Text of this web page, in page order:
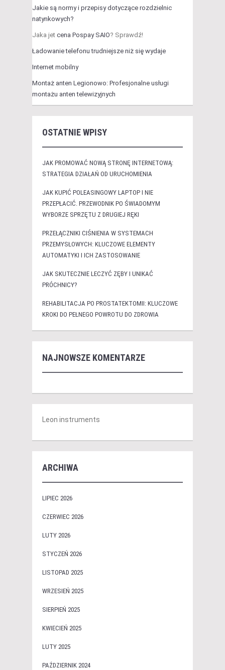
Jakie są normy i przepisy dotyczące rozdzielnic
natynkowych?
Jaka jet cena Pospay SAIO? Sprawdź!
Ładowanie telefonu trudniejsze niż się wydaje
Internet mobilny
Montaż anten Legionowo: Profesjonalne usługi
montażu anten telewizyjnych
OSTATNIE WPISY
JAK PROMOWAĆ NOWĄ STRONĘ INTERNETOWĄ:
STRATEGIA DZIAŁAŃ OD URUCHOMIENIA
JAK KUPIĆ POLEASINGOWY LAPTOP I NIE
PRZEPŁACIĆ. PRZEWODNIK PO ŚWIADOMYM
WYBORZE SPRZĘTU Z DRUGIEJ RĘKI
PRZEŁĄCZNIKI CIŚNIENIA W SYSTEMACH
PRZEMYSŁOWYCH: KLUCZOWE ELEMENTY
AUTOMATYKI I ICH ZASTOSOWANIE
JAK SKUTECZNIE LECZYĆ ZĘBY I UNIKAĆ
PRÓCHNICY?
REHABILITACJA PO PROSTATEKTOMII: KLUCZOWE
KROKI DO PEŁNEGO POWROTU DO ZDROWIA
NAJNOWSZE KOMENTARZE
Leon instruments
ARCHIWA
LIPIEC 2026
CZERWIEC 2026
LUTY 2026
STYCZEŃ 2026
LISTOPAD 2025
WRZESIEŃ 2025
SIERPIEŃ 2025
KWIECIEŃ 2025
LUTY 2025
PAŹDZIERNIK 2024